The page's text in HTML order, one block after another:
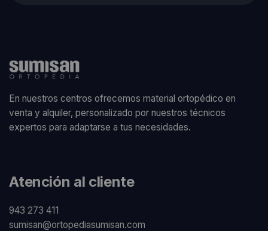
En nuestros centros ofrecemos material ortopédico en
venta y alquiler, personalizado por nuestros técnicos
expertos para adaptarse a tus necesidades.
Atención al cliente
943 273 411
sumisan@ortopediasumisan.com